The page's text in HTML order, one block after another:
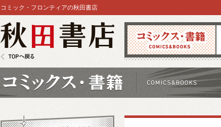
コミックス
コミック・フロンティアの秋田書店